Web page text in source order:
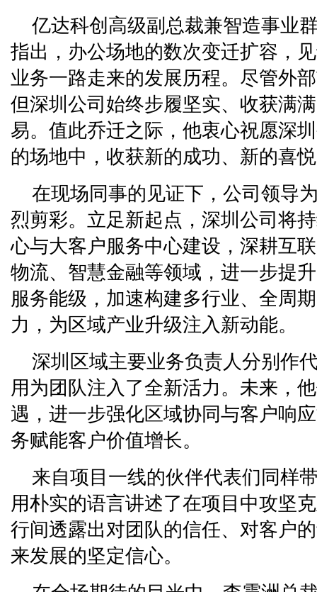
亿达科创高级副总裁兼智造事业
指出，办公场地的数次变迁扩容，
业务一路走来的发展历程。尽管外
但深圳公司始终步履坚实、收获满
易。值此乔迁之际，他衷心祝愿深
的场地中，收获新的成功、新的喜
在现场同事的见证下，公司领导
烈剪彩。立足新起点，深圳公司将
心与大客户服务中心建设，深耕互
物流、智慧金融等领域，进一步提
服务能级，加速构建多行业、全周
力，为区域产业升级注入新动能。
深圳区域主要业务负责人分别作
用为团队注入了全新活力。未来，
遇，进一步强化区域协同与客户响
务赋能客户价值增长。
来自项目一线的伙伴代表们同样
用朴实的语言讲述了在项目中攻坚
行间透露出对团队的信任、对客户
来发展的坚定信心。